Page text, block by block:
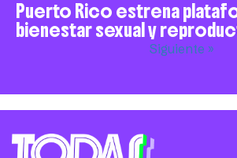
Puerto Rico estrena
bienestar sexual y
Siguiente »